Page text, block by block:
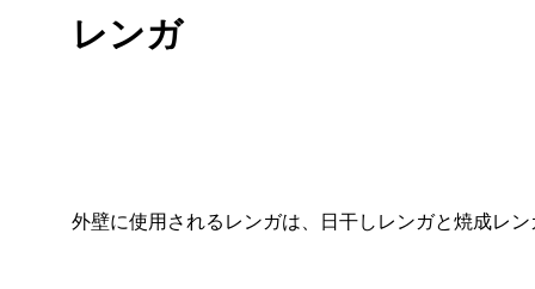
レンガ
外壁に使用されるレンガは、日干しレンガと焼成レン